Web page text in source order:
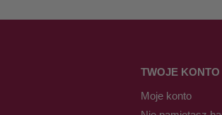
TWOJE KONTO
Moje konto